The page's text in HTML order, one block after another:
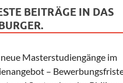
BEITRÄGE IN DAS
Masterstudiengänge im
–